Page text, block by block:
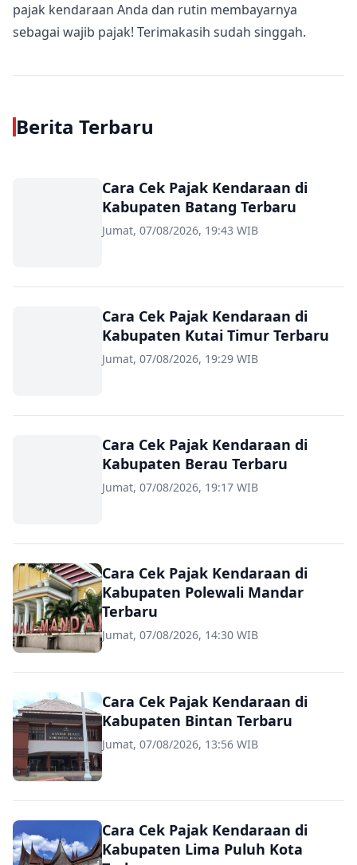
pajak kendaraan Anda dan rutin membayarnya
sebagai wajib pajak! Terimakasih sudah singgah.
Berita Terbaru
Cara Cek Pajak Kendaraan di
Kabupaten Batang Terbaru
Jumat, 07/08/2026, 19:43 WIB
Cara Cek Pajak Kendaraan di
Kabupaten Kutai Timur Terbaru
Jumat, 07/08/2026, 19:29 WIB
Cara Cek Pajak Kendaraan di
Kabupaten Berau Terbaru
Jumat, 07/08/2026, 19:17 WIB
Cara Cek Pajak Kendaraan di
Kabupaten Polewali Mandar
Terbaru
Jumat, 07/08/2026, 14:30 WIB
Cara Cek Pajak Kendaraan di
Kabupaten Bintan Terbaru
Jumat, 07/08/2026, 13:56 WIB
Cara Cek Pajak Kendaraan di
Kabupaten Lima Puluh Kota